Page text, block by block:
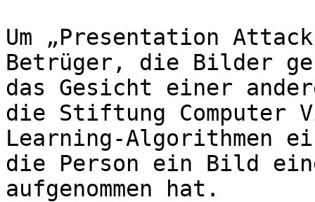
Um „Presentation
Betrüger, die Bilder
das Gesicht einer
die Stiftung Computer
Learning-Algorithmen
die Person ein Bild
aufgenommen hat.